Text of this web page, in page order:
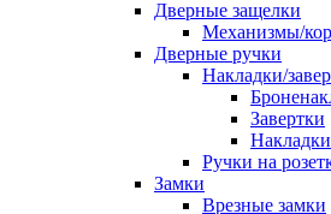
Дверные защелки
Механизмы/
Дверные ручки
Накладки/
Завертки
Накладки
Ручки на
Замки
Врезные замки